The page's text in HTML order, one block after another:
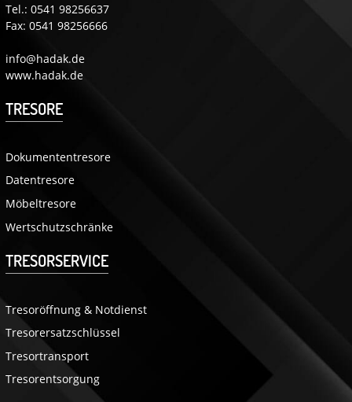
Tel.: 0541 98256637
Fax: 0541 98256666
info@hadak.de
www.hadak.de
TRESORE
Dokumententresore
Datentresore
Möbeltresore
Wertschutzschränke
TRESORSERVICE
Tresoröffnung & Notdienst
Tresorersatzschlüssel
Tresortransport
Tresorentsorgung